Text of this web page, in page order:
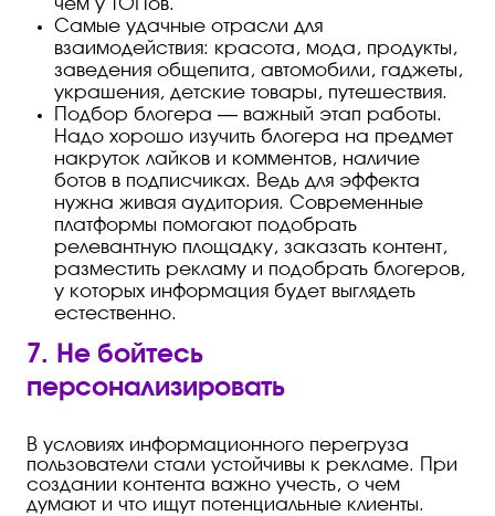
чем у ТОПов.
Самые удачные отрасли для
взаимодействия: красота, мода, продукты,
заведения общепита, автомобили, гаджеты,
украшения, детские товары, путешествия.
Подбор блогера — важный этап работы.
Надо хорошо изучить блогера на предмет
накруток лайков и комментов, наличие
ботов в подписчиках. Ведь для эффекта
нужна живая аудитория. Современные
платформы помогают подобрать
релевантную площадку, заказать контент,
разместить рекламу и подобрать блогеров,
у которых информация будет выглядеть
естественно.
7. Не бойтесь
персонализировать
В условиях информационного перегруза
пользователи стали устойчивы к рекламе. При
создании контента важно учесть, о чем
думают и что ищут потенциальные клиенты.